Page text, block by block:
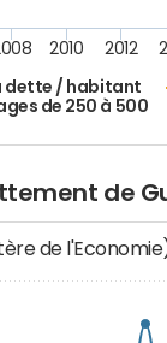
dette / habitant
de 250 à 500
2010 2012
de
de